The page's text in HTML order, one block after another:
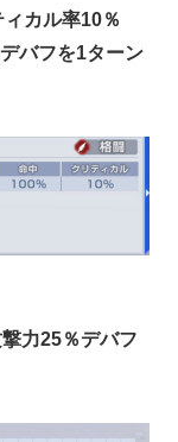
カル率10％
バフを1ターン
力25％デバフ